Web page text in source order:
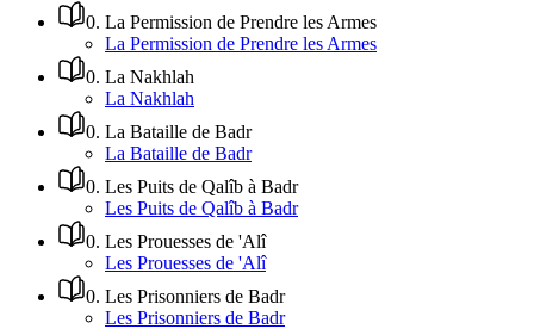
0. La Permission de Prendre les Armes
La Permission de Prendre les Armes
0. La Nakhlah
La Nakhlah
0. La Bataille de Badr
La Bataille de Badr
0. Les Puits de Qalîb à Badr
Les Puits de Qalîb à Badr
0. Les Prouesses de 'Alî
Les Prouesses de 'Alî
0. Les Prisonniers de Badr
Les Prisonniers de Badr